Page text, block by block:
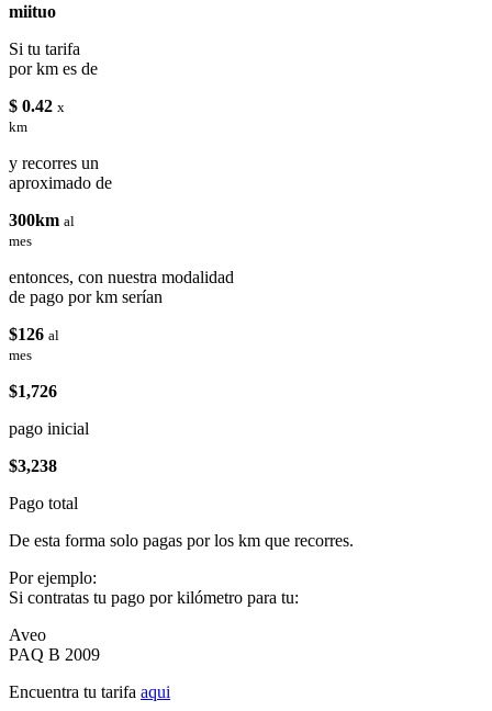
miituo
Si tu tarifa
por km es de
$ 0.42 x
km
y recorres un
aproximado de
300km al
mes
entonces, con nuestra modalidad
de pago por km serían
$126 al
mes
$1,726
pago inicial
$3,238
Pago total
De esta forma solo pagas por los km que recorres.
Por ejemplo:
Si contratas tu pago por kilómetro para tu:
Aveo
PAQ B 2009
Encuentra tu tarifa aqui